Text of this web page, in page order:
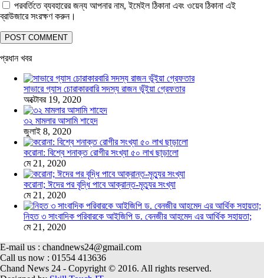
পরবর্তিতে ব্যবহারের জন্য আপনার নাম, ইমেইল ঠিকানা এবং ওয়েব ঠিকানা এই
ব্রাউজারে সংরক্ষণ করুন।
প্রধান খবর
সাভারে গ্যাস চোরাকারবারি সদস্য রাজন ভূঁইয়া গ্রেফতার
অক্টোবর 19, 2020
৩২ মামলার আসামি শাহেদ
জুলাই 8, 2020
করোনা: বিশ্বে শনাক্ত রোগীর সংখ্যা ৫০ লাখ ছাড়ালো
মে 21, 2020
করোনা; ঈদের পর বৃদ্ধি পাবে আক্রান্ত-মৃত্যুর সংখ্যা
মে 21, 2020
নিহত ৩ সাংবাদিক পরিবারকে আইজিপি ড. বেনজীর আহমেদ এর আর্থিক সহায়তা;
মে 21, 2020
E-mail us : chandnews24@gmail.com
Call us now : 01554 413636
Chand News 24 - Copyright © 2016. All rights reserved.